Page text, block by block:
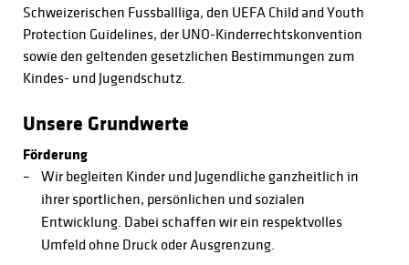
Schweizerischen Fussballliga, den UEFA Child and Youth
Protection Guidelines, der UNO-Kinderrechtskonvention
sowie den geltenden gesetzlichen Bestimmungen zum
Kindes- und Jugendschutz.
Unsere Grundwerte
Förderung
Wir begleiten Kinder und Jugendliche ganzheitlich in
ihrer sportlichen, persönlichen und sozialen
Entwicklung. Dabei schaffen wir ein respektvolles
Umfeld ohne Druck oder Ausgrenzung.